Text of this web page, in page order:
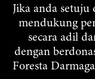
Jika anda
mendukung
secara adil
dengan
Foresta